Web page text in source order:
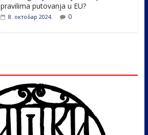
pravilima putovanja u EU?
8. октобар 2024. 0